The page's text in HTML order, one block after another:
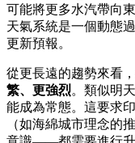
可能將更多水汽帶向
天氣系統是一個動態
更新預報。
從更長遠的趨勢來看，
繁、更強烈。類似明
能成為常態。這要求
（如海綿城市理念的